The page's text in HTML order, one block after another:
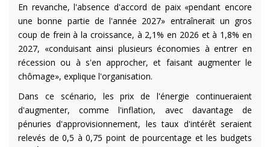
En revanche, l'absence d'accord de paix «pendant encore
une bonne partie de l'année 2027» entraînerait un gros
coup de frein à la croissance, à 2,1% en 2026 et à 1,8% en
2027, «conduisant ainsi plusieurs économies à entrer en
récession ou à s'en approcher, et faisant augmenter le
chômage», explique l'organisation.
Dans ce scénario, les prix de l'énergie continueraient
d'augmenter, comme l'inflation, avec davantage de
pénuries d'approvisionnement, les taux d'intérêt seraient
relevés de 0,5 à 0,75 point de pourcentage et les budgets